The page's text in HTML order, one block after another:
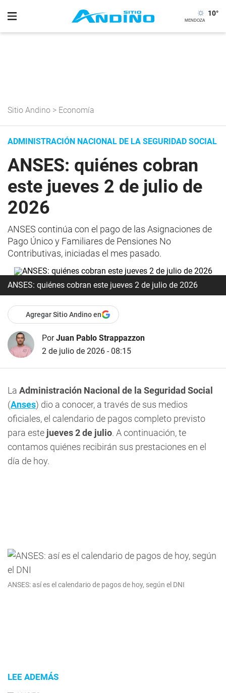
10°
Sitio Andino > Economía
ADMINISTRACIÓN NACIONAL DE LA SEGURIDAD SOCIAL
ANSES: quiénes cobran
este jueves 2 de julio de
2026
ANSES continúa con el pago de las Asignaciones de
Pago Único y Familiares de Pensiones No
Contributivas, iniciadas el mes pasado.
ANSES: quiénes cobran este jueves 2 de julio de 2026
Agregar Sitio Andino en
PorJuan Pablo Strappazzon
2 de julio de 2026 - 08:15
La Administración Nacional de la Seguridad Social
(Anses) dio a conocer, a través de sus medios
oficiales, el calendario de pagos completo previsto
para este jueves 2 de julio. A continuación, te
contamos quiénes recibirán sus prestaciones en el
día de hoy.
ANSES: así es el calendario de pagos de hoy, según el DNI
LEE ADEMÁS